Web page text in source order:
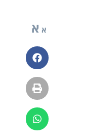
א א
פייסבוק
הדפסה
ווטסאפ